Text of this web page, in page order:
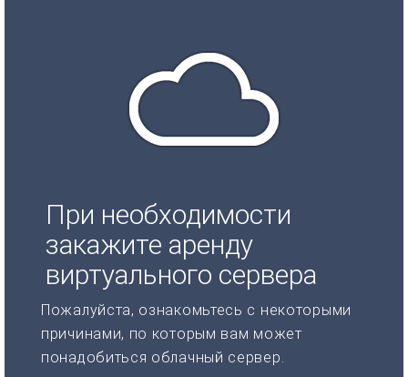
При необходимости
закажите аренду
виртуального сервера
Пожалуйста, ознакомьтесь с некоторыми
причинами, по которым вам может
понадобиться облачный сервер.